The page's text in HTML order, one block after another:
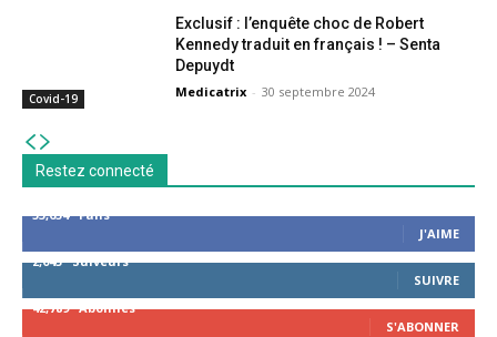
Covid-19
Exclusif : l’enquête choc de Robert
Kennedy traduit en français ! – Senta
Depuydt
Medicatrix - 30 septembre 2024
Restez connecté
53,654
Fans
J'AIME
2,043 Suiveurs
SUIVRE
42,789 Abonnés
S'ABONNER